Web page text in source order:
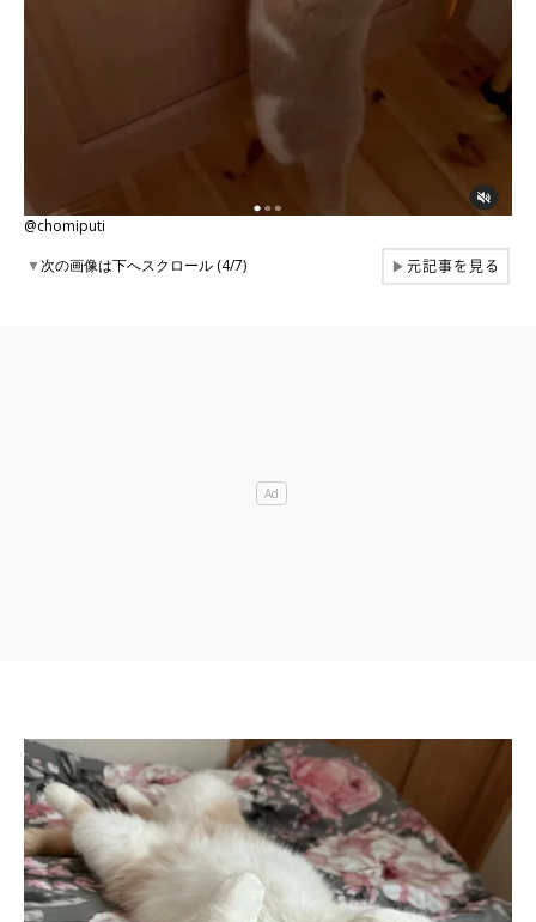
@chomiputi
▼次の画像は下へスクロール (4/7) ▶元記事を見る